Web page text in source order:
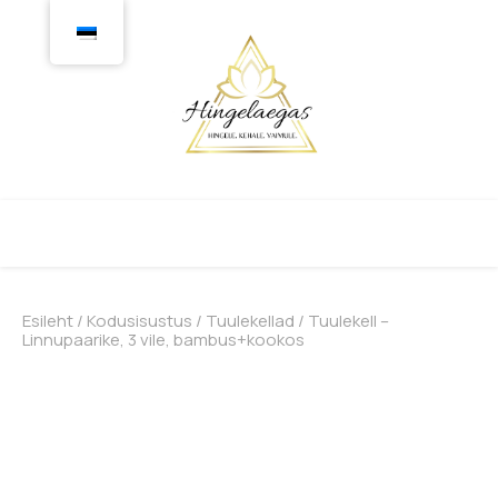
Esileht/ Kodusisustus / Tuulekellad / Tuulekell –
Linnupaarike, 3 vile, bambus+kookos